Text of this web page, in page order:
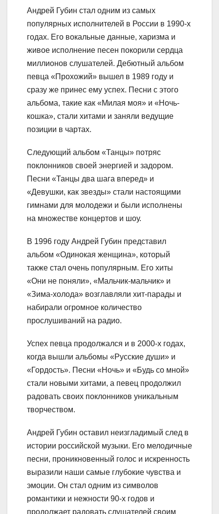
Андрей Губин стал одним из самых
популярных исполнителей в России в 1990-х
годах. Его вокальные данные, харизма и
живое исполнение песен покорили сердца
миллионов слушателей. Дебютный альбом
певца «Прохожий» вышел в 1989 году и
сразу же принес ему успех. Песни с этого
альбома, такие как «Милая моя» и «Ночь-
кошка», стали хитами и заняли ведущие
позиции в чартах.
Следующий альбом «Танцы» потряс
поклонников своей энергией и задором.
Песни «Танцы два шага вперед» и
«Девушки, как звезды» стали настоящими
гимнами для молодежи и были исполнены
на множестве концертов и шоу.
В 1996 году Андрей Губин представил
альбом «Одинокая женщина», который
также стал очень популярным. Его хиты
«Они не поняли», «Мальчик-мальчик» и
«Зима-холода» возглавляли хит-парады и
набирали огромное количество
прослушиваний на радио.
Успех певца продолжался и в 2000-х годах,
когда вышли альбомы «Русские души» и
«Гордость». Песни «Ночь» и «Будь со мной»
стали новыми хитами, а певец продолжил
радовать своих поклонников уникальным
творчеством.
Андрей Губин оставил неизгладимый след в
истории российской музыки. Его мелодичные
песни, проникновенный голос и искренность
выразили наши самые глубокие чувства и
эмоции. Он стал одним из символов
романтики и нежности 90-х годов и
продолжает радовать слушателей своим